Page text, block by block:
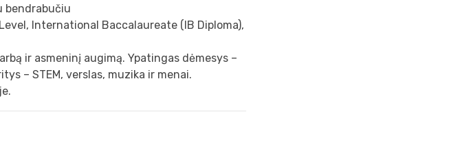
bendrabučiu
International Baccalaureate (IB Diploma),
ir asmeninį augimą. Ypatingas dėmesys –
– STEM, verslas, muzika ir menai.